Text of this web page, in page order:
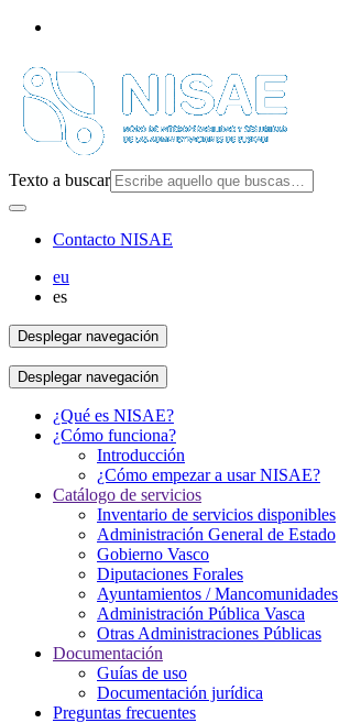
Texto a buscar
Contacto NISAE
eu
es
Desplegar navegación
Desplegar navegación
¿Qué es NISAE?
¿Cómo funciona?
Introducción
¿Cómo empezar a usar NISAE?
Catálogo de servicios
Inventario de servicios disponibles
Administración General de Estado
Gobierno Vasco
Diputaciones Forales
Ayuntamientos / Mancomunidades
Administración Pública Vasca
Otras Administraciones Públicas
Documentación
Guías de uso
Documentación jurídica
Preguntas frecuentes